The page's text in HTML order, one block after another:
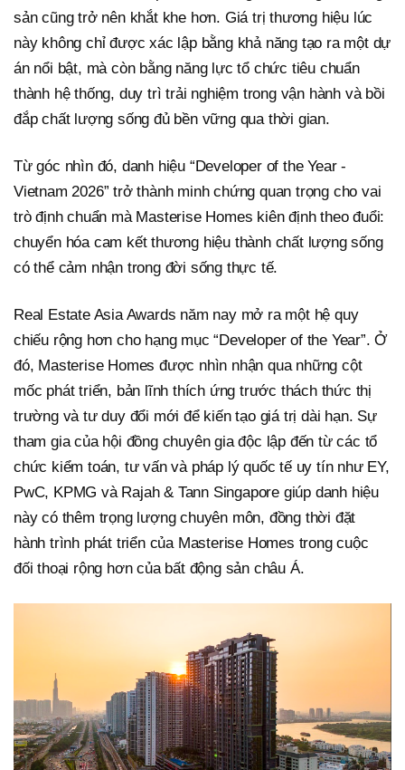
sản cũng trở nên khắt khe hơn. Giá trị thương hiệu lúc
này không chỉ được xác lập bằng khả năng tạo ra một dự
án nổi bật, mà còn bằng năng lực tổ chức tiêu chuẩn
thành hệ thống, duy trì trải nghiệm trong vận hành và bồi
đắp chất lượng sống đủ bền vững qua thời gian.
Từ góc nhìn đó, danh hiệu “Developer of the Year -
Vietnam 2026” trở thành minh chứng quan trọng cho vai
trò định chuẩn mà Masterise Homes kiên định theo đuổi:
chuyển hóa cam kết thương hiệu thành chất lượng sống
có thể cảm nhận trong đời sống thực tế.
Real Estate Asia Awards năm nay mở ra một hệ quy
chiếu rộng hơn cho hạng mục “Developer of the Year”. Ở
đó, Masterise Homes được nhìn nhận qua những cột
mốc phát triển, bản lĩnh thích ứng trước thách thức thị
trường và tư duy đổi mới để kiến tạo giá trị dài hạn. Sự
tham gia của hội đồng chuyên gia độc lập đến từ các tổ
chức kiểm toán, tư vấn và pháp lý quốc tế uy tín như EY,
PwC, KPMG và Rajah & Tann Singapore giúp danh hiệu
này có thêm trọng lượng chuyên môn, đồng thời đặt
hành trình phát triển của Masterise Homes trong cuộc
đối thoại rộng hơn của bất động sản châu Á.